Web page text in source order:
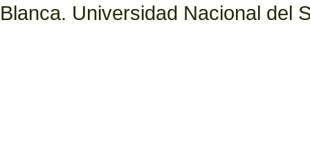
Blanca. Universidad Nacional del